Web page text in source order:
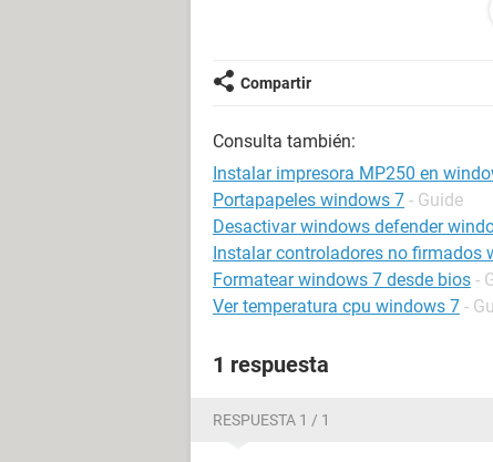
Compartir
Consulta también:
Instalar impresora MP250 en
Portapapeles windows 7 - Guide
Desactivar windows defender
Instalar controladores no firmados
Formatear windows 7 desde bios -
Ver temperatura cpu windows 7 -
1 respuesta
RESPUESTA 1 / 1